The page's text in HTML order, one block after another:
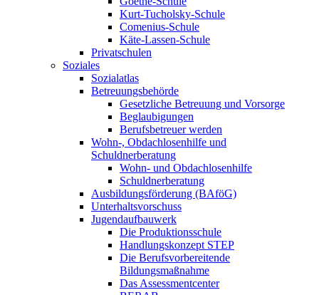
Kurt-Tucholsky-Schule
Comenius-Schule
Käte-Lassen-Schule
Privatschulen
Soziales
Sozialatlas
Betreuungsbehörde
Gesetzliche Betreuung und Vorsorge
Beglaubigungen
Berufsbetreuer werden
Wohn-, Obdachlosenhilfe und
Schuldnerberatung
Wohn- und Obdachlosenhilfe
Schuldnerberatung
Ausbildungsförderung (BAföG)
Unterhaltsvorschuss
Jugendaufbauwerk
Die Produktionsschule
Handlungskonzept STEP
Die Berufsvorbereitende
Bildungsmaßnahme
Das Assessmentcenter